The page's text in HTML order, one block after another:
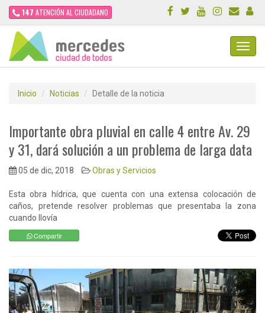
147 ATENCIÓN AL CIUDADANO
Inicio Noticias Detalle de la noticia
Importante obra pluvial en calle 4 entre Av. 29
y 31, dará solución a un problema de larga data
05 de dic, 2018 Obras y Servicios
Esta obra hídrica, que cuenta con una extensa colocación de
caños, pretende resolver problemas que presentaba la zona
cuando llovía
Compartir